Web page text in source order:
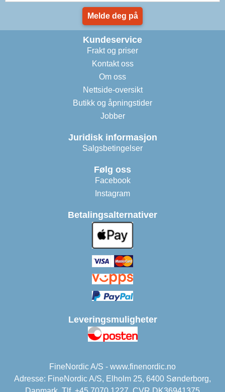
Melde deg på
Kundeservice
Frakt og priser
Kontakt oss
Om oss
Nettside-oversikt
Butikk og åpningstider
Jobber
Juridisk informasjon
Salgsbetingelser
Følg oss
Facebook
Instagram
Betalingsalternativer
Leveringsmuligheter
FineNordic A/S - www.finenordic.no
Adresse: FineNordic A/S, Elholm 25, 6400 Sønderborg,